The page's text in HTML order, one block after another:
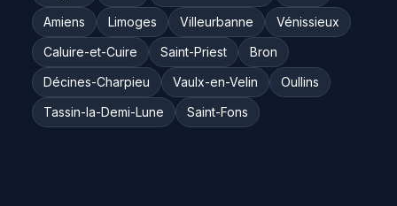
Amiens
Limoges Villeurbanne
Vénissieux
Caluire-et-Cuire
Saint-Priest
Bron
Décines-Charpieu
Vaulx-en-Velin
Oullins
Tassin-la-Demi-Lune
Saint-Fons